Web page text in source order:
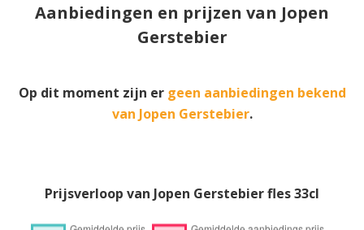
Aanbiedingen en prijzen van Jopen
Gerstebier
Op dit moment zijn er geen aanbiedingen bekend
van Jopen Gerstebier.
Prijsverloop van Jopen Gerstebier fles 33cl